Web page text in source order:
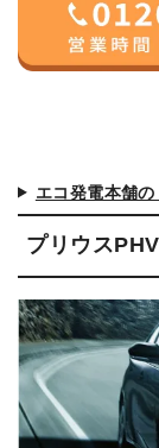
エコ発電本舗
プリウス